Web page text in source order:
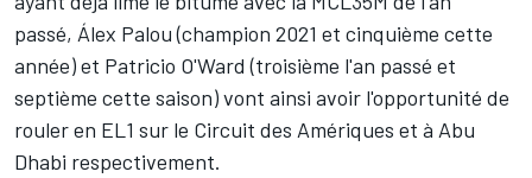
passé, Álex Palou(champion 2021 et cinquième cette
année) et Patricio O'Ward (troisième l'an passé et
septième cette saison) vont ainsi avoir l'opportunité de
rouler en EL1 sur le Circuit des Amériques et à Abu
Dhabi respectivement.